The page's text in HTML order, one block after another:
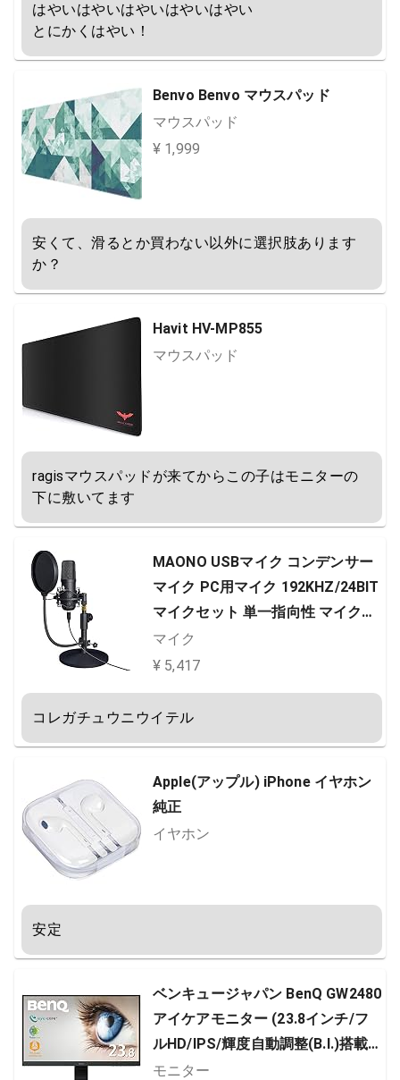
はやいはやいはやいはやいはやい
とにかくはやい！
Benvo Benvo マウスパッド
マウスパッド
¥ 1,999
安くて、滑るとか買わない以外に選択肢あります
か？
Havit HV-MP855
マウスパッド
ragisマウスパッドが来てからこの子はモニターの
下に敷いてます
MAONO USBマイク コンデンサー
マイク PC用マイク 192KHZ/24BIT
マイクセット 単一指向性 マイクス
タンド付き 録音 生放送 YOUTUBE
ゲーム実況 AU-A04T
マイク
¥ 5,417
コレガチュウニウイテル
Apple(アップル) iPhone イヤホン
純正
イヤホン
安定
ベンキュージャパン BenQ GW2480
アイケアモニター (23.8インチ/フ
ルHD/IPS/輝度自動調整(B.I.)搭載/
ウルトラスリムベゼル/DisplayPor
モニター